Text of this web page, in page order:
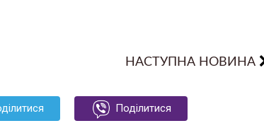
НАСТУПНА НОВИНА
Поділитися